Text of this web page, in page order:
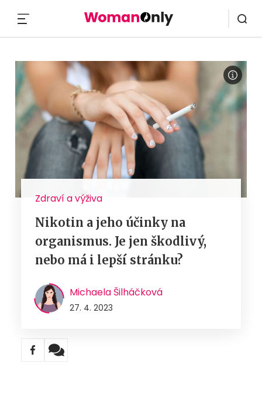
Zdraví a výživa
Nikotin a jeho účinky na
organismus. Je jen škodlivý,
nebo má i lepší stránku?
Michaela Šilháčková
27. 4. 2023